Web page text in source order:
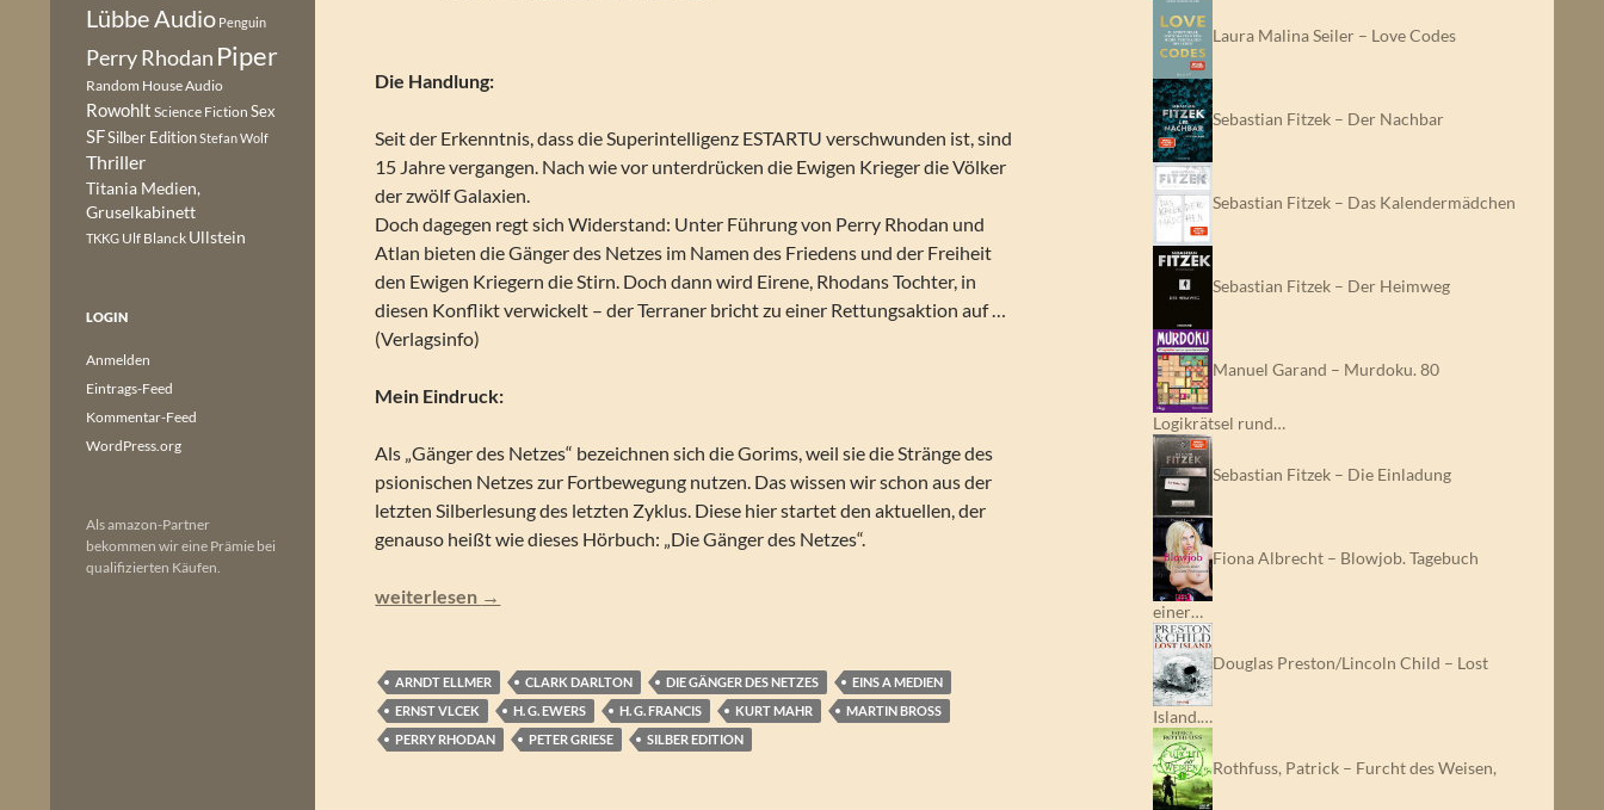
Die Handlung:
Seit der Erkenntnis, dass die Superintelligenz ESTARTU verschwunden ist, sind
15 Jahre vergangen. Nach wie vor unterdrücken die Ewigen Krieger die Völker
der zwölf Galaxien.
Doch dagegen regt sich Widerstand: Unter Führung von Perry Rhodan und
Atlan bieten die Gänger des Netzes im Namen des Friedens und der Freiheit
den Ewigen Kriegern die Stirn. Doch dann wird Eirene, Rhodans Tochter, in
diesen Konflikt verwickelt – der Terraner bricht zu einer Rettungsaktion auf …
(Verlagsinfo)
Mein Eindruck:
Als „Gänger des Netzes“ bezeichnen sich die Gorims, weil sie die Stränge des
psionischen Netzes zur Fortbewegung nutzen. Das wissen wir schon aus der
letzten Silberlesung des letzten Zyklus. Diese hier startet den aktuellen, der
genauso heißt wie dieses Hörbuch: „Die Gänger des Netzes“.
Perry Rhodan – Die Gänger des Netzes (Silber Edition 159)
weiterlesen →
ARNDT ELLMER CLARK DARLTON DIE GÄNGER DES NETZES
EINS A MEDIEN
ERNST VLCEK
H. G. EWERS H. G. FRANCIS KURT MAHR
MARTIN BROSS
PERRY RHODAN
PETER GRIESE SILBER EDITION
Laura Malina Seiler – Love Codes
Sebastian Fitzek – Der Nachbar
Sebastian Fitzek – Das Kalendermädchen
Sebastian Fitzek – Der Heimweg
Manuel Garand – Murdoku. 80
Logikrätsel rund…
Sebastian Fitzek – Die Einladung
Fiona Albrecht – Blowjob. Tagebuch
einer…
Douglas Preston/Lincoln Child – Lost
Island.…
Rothfuss, Patrick – Furcht des Weisen,
Lübbe Audio Penguin
Perry Rhodan Piper
Random House Audio
Rowohlt Science Fiction Sex
SFSilber EditionStefan Wolf
Thriller
Titania Medien,
Gruselkabinett
TKKG Ulf Blanck Ullstein
LOGIN
Anmelden
Eintrags-Feed
Kommentar-Feed
WordPress.org
Als amazon-Partner
bekommen wir eine Prämie bei
qualifizierten Käufen.